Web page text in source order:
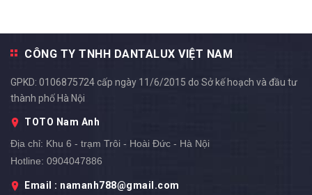
CÔNG TY TNHH DANTALUX VIỆT NAM
GPKD: 0106875724 cấp ngày 11/6/2015 do Sở kế hoạch và đầu tư
thành phố Hà Nội
TOTO Nam Anh
Địa chỉ: Khu 6 - trạm Trôi - Hoài Đức - Hà Nội
Hotline: 0904047886
Email : namanh788@gmail.com